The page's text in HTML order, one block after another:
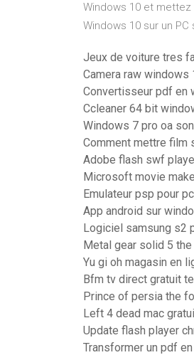
Windows 10 et mettez
Windows 10 sur un
Jeux de voiture tres
Camera raw windows
Convertisseur pdf en
Ccleaner 64 bit
Windows 7 pro oa
Comment mettre film
Adobe flash swf
Microsoft movie
Emulateur psp pour
App android sur
Logiciel samsung s2
Metal gear solid 5
Yu gi oh magasin en
Bfm tv direct gratuit
Prince of persia the
Left 4 dead mac
Update flash player
Transformer un pdf